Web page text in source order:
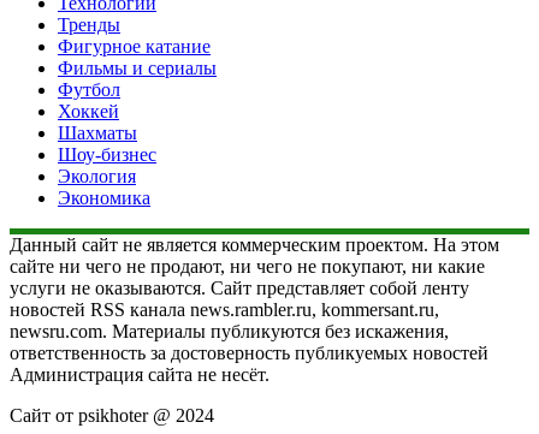
Тренды
Фигурное катание
Фильмы и сериалы
Футбол
Хоккей
Шахматы
Шоу-бизнес
Экология
Экономика
Данный сайт не является коммерческим проектом. На этом
сайте ни чего не продают, ни чего не покупают, ни какие
услуги не оказываются. Сайт представляет собой ленту
новостей RSS канала news.rambler.ru, kommersant.ru,
newsru.com. Материалы публикуются без искажения,
ответственность за достоверность публикуемых новостей
Администрация сайта не несёт.
Сайт от psikhoter @ 2024